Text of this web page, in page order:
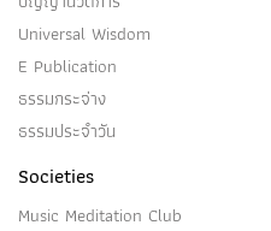
Universal Wisdom
E Publication
ธรรมกระจ่าง
ธรรมประจำวัน
Societies
Music Meditation Club